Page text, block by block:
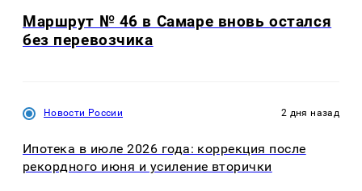
Маршрут № 46 в Самаре вновь остался
без перевозчика
Новости России 2 дня назад
Ипотека в июле 2026 года: коррекция после
рекордного июня и усиление вторички